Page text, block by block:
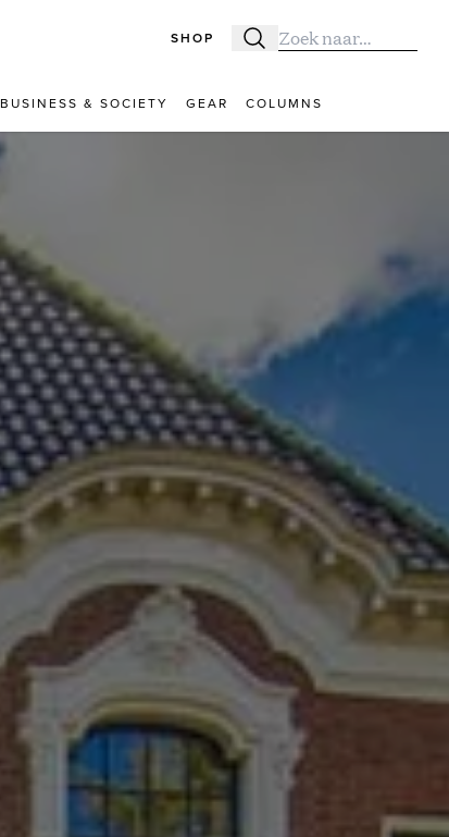
SHOP Zoeken
Zoek naar:
BUSINESS & SOCIETY GEAR COLUMNS